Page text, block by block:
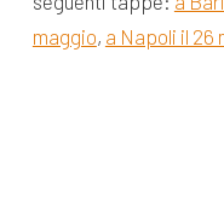
maggio, a Napoli il 26